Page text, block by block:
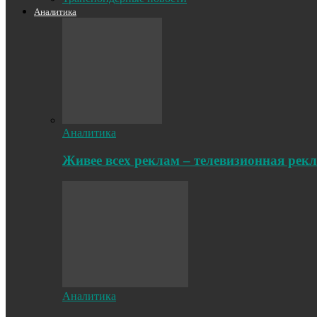
Аналитика
Аналитика
Живее всех реклам – телевизионная
Аналитика